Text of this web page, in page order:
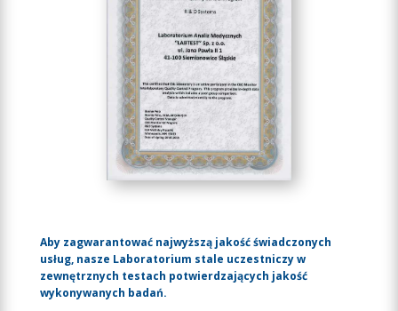
Aby zagwarantować najwyższą jakość świadczonych
usług, nasze Laboratorium stale uczestniczy w
zewnętrznych testach potwierdzających jakość
wykonywanych badań.